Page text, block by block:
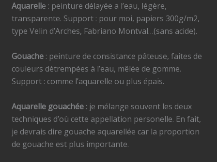
Aquarelle : peinture délayée a l’eau, légère,
transparente. Support : pour moi, papiers 300g/m2,
type Velin d’Arches, Fabriano Montval…(sans acide).
Gouache : peinture de consistance pâteuse, faites de
couleurs détrempées à l’eau, mêlée de gomme.
Support : comme l’aquarelle ou plus épais.
Aquarelle gouachée : je mélange souvent les deux
techniques d’où cette appellation personelle. En fait,
je devrais dire gouache aquarellée car la proportion
de gouache est plus importante.